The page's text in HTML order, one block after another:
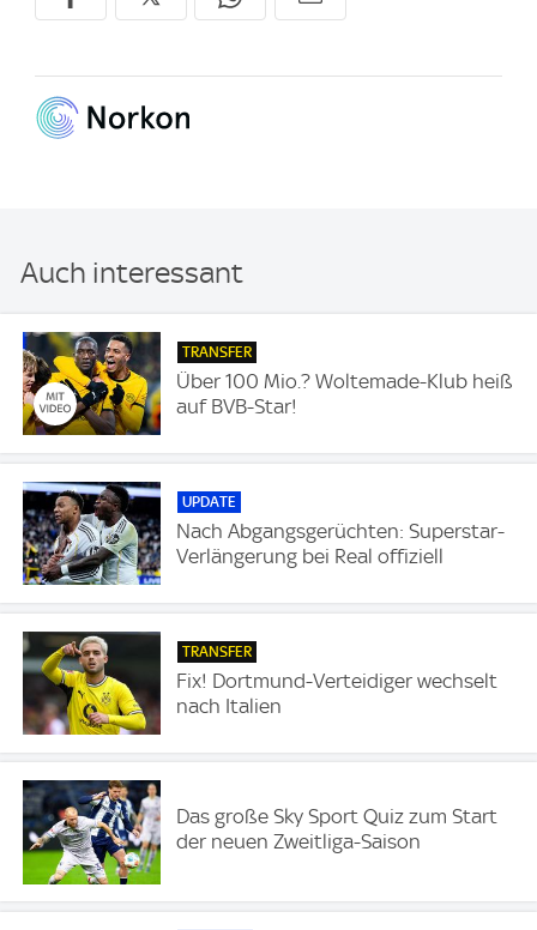
Auch interessant
TRANSFER
Über 100 Mio.? Woltemade-Klub heiß
auf BVB-Star!
UPDATE
Nach Abgangsgerüchten: Superstar-
Verlängerung bei Real offiziell
TRANSFER
Fix! Dortmund-Verteidiger wechselt
nach Italien
Das große Sky Sport Quiz zum Start
der neuen Zweitliga-Saison